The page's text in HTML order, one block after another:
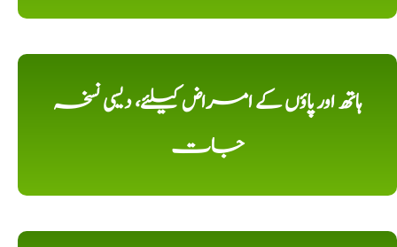
ہاتھ اور پاؤں کے امراض کیلئے، دیسی نسخہ
جات